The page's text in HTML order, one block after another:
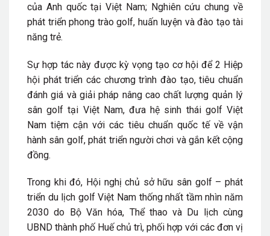
của Anh quốc tại Việt Nam; Nghiên cứu chung về
phát triển phong trào golf, huấn luyện và đào tạo tài
năng trẻ.
Sự hợp tác này được kỳ vọng tạo cơ hội để 2 Hiệp
hội phát triển các chương trình đào tạo, tiêu chuẩn
đánh giá và giải pháp nâng cao chất lượng quản lý
sân golf tại Việt Nam, đưa hệ sinh thái golf Việt
Nam tiệm cận với các tiêu chuẩn quốc tế về vận
hành sân golf, phát triển người chơi và gắn kết cộng
đồng.
Trong khi đó, Hội nghị chủ sở hữu sân golf – phát
triển du lịch golf Việt Nam thống nhất tầm nhìn năm
2030 do Bộ Văn hóa, Thể thao và Du lịch cùng
UBND thành phố Huế chủ trì, phối hợp với các đơn vị